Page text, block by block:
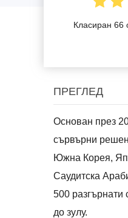
Класиран 66
ПРЕГЛЕД
Основан през
сървърни
Южна Корея,
Саудитска
500 разгърнати
до зулу.